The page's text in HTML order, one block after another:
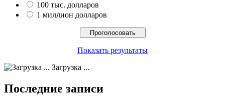
100 тыс. долларов
1 миллион долларов
Показать результаты
Загрузка ...
Последние записи